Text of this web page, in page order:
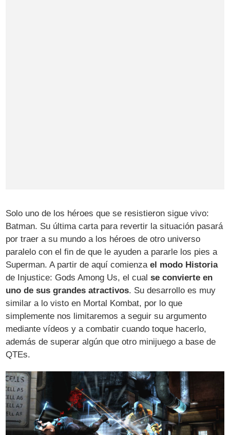
Solo uno de los héroes que se resistieron sigue vivo:
Batman. Su última carta para revertir la situación pasará
por traer a su mundo a los héroes de otro universo
paralelo con el fin de que le ayuden a pararle los pies a
Superman. A partir de aquí comienzael modo Historia
de Injustice: Gods Among Us, el cualse convierte en
uno de sus grandes atractivos. Su desarrollo es muy
similar a lo visto en Mortal Kombat, por lo que
simplemente nos limitaremos a seguir su argumento
mediante vídeos y a combatir cuando toque hacerlo,
además de superar algún que otro minijuego a base de
QTEs.